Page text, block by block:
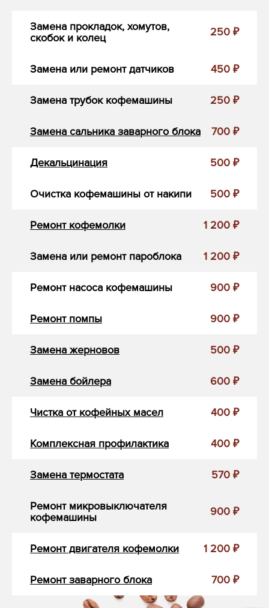
Замена прокладок, хомутов,
скобок и колец
250 ₽
Замена или ремонт датчиков 450 ₽
Замена трубок кофемашины 250 ₽
Замена сальника заварного блока 700 ₽
Декальцинация 500 ₽
Очистка кофемашины от накипи 500 ₽
Ремонт кофемолки 1 200 ₽
Замена или ремонт пароблока 1 200 ₽
Ремонт насоса кофемашины 900 ₽
Ремонт помпы 900 ₽
Замена жерновов 500 ₽
Замена бойлера 600 ₽
Чистка от кофейных масел 400 ₽
Комплексная профилактика 400 ₽
Замена термостата 570 ₽
Ремонт микровыключателя
кофемашины
900 ₽
Ремонт двигателя кофемолки 1 200 ₽
Ремонт заварного блока 700 ₽